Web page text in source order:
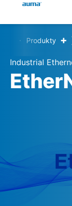
Produkty
Řešení
Kontakt
Global
Evropa
Produkty +
Industrial